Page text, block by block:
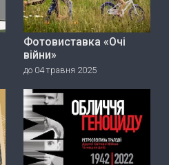
Фотовиставка «Очі
війни»
до 04 травня 2025